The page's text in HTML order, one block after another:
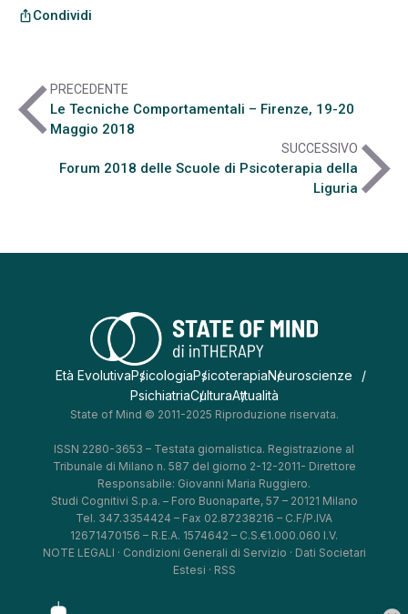
ios_shareCondividi
arrow_back_iosPRECEDENTE
Le Tecniche Comportamentali – Firenze, 19-20
Maggio 2018
SUCCESSIVO
Forum 2018 delle Scuole di Psicoterapia della
Liguriaarrow_forward_ios
Età EvolutivaPsicologiaPsicoterapiaNeuroscienze
PsichiatriaCulturaAttualità
State of Mind © 2011-2025 Riproduzione riservata.
ISSN 2280-3653 – Testata giornalistica. Registrazione al
Tribunale di Milano n. 587 del giorno 2-12-2011- Direttore
Responsabile: Giovanni Maria Ruggiero.
Studi Cognitivi S.p.a. – Foro Buonaparte, 57 – 20121 Milano
Tel. 347.3354424 – Fax 02.87238216 – C.F/P.IVA
12671470156 – R.E.A. 1574642 – C.S.€1.000.060 I.V.
NOTE LEGALI · Condizioni Generali di Servizio · Dati Societari
Estesi · RSS